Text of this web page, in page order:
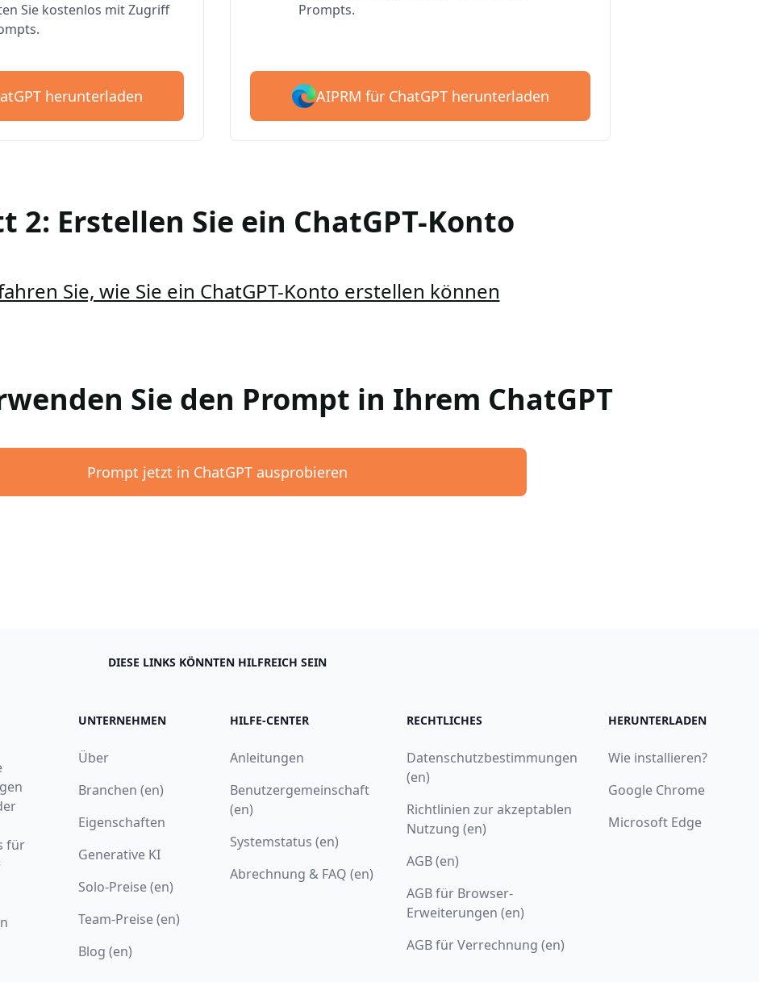
Sie kostenlos mit Zugriff
herunterladen
Prompts.
AIPRM für ChatGPT herunterladen
2: Erstellen Sie ein ChatGPT-Konto
Sie, wie Sie ein ChatGPT-Konto erstellen können
Sie den Prompt in Ihrem ChatGPT
Prompt jetzt in ChatGPT ausprobieren
DIESE LINKS KÖNNTEN HILFREICH SEIN
für
UNTERNEHMEN
Über
Branchen (en)
Eigenschaften
Generative KI
Solo-Preise (en)
Team-Preise (en)
Blog (en)
HILFE-CENTER
Anleitungen
Benutzergemeinschaft
(en)
Systemstatus (en)
Abrechnung & FAQ (en)
RECHTLICHES
Datenschutzbestimmungen
(en)
Richtlinien zur akzeptablen
Nutzung (en)
AGB (en)
AGB für Browser-
Erweiterungen (en)
AGB für Verrechnung (en)
HERUNTERLADEN
Wie installieren?
Google Chrome
Microsoft Edge